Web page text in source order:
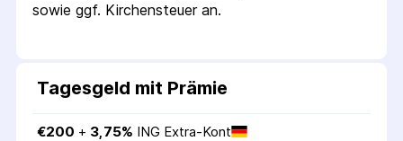
sowie ggf. Kirchensteuer an.
Tagesgeld mit Prämie
€200 + 3,75% ING Extra-Kont